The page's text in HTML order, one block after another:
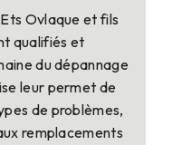
Ovlaque et fils
qualifiés et
du dépannage
leur permet de
de problèmes,
remplacements